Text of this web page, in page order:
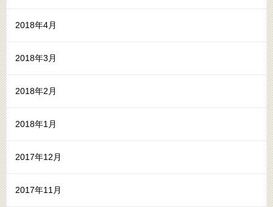
2018年4月
2018年3月
2018年2月
2018年1月
2017年12月
2017年11月